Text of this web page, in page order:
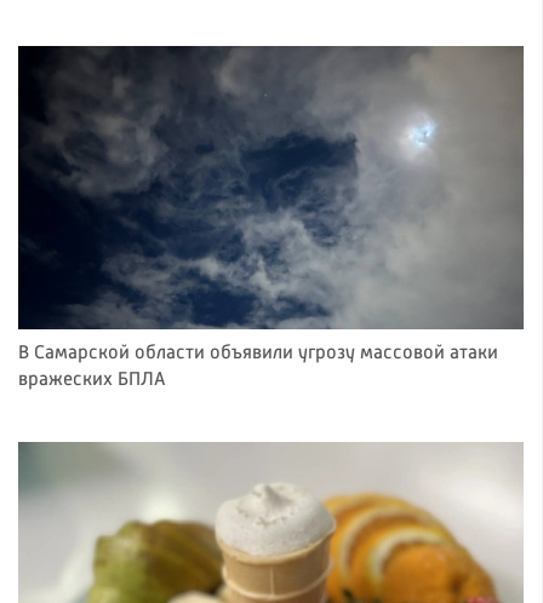
В Самарской области объявили угрозу массовой атаки
вражеских БПЛА